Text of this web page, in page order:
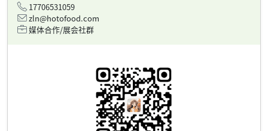
17706531059
zln@hotofood.com
媒体合作/展会社群